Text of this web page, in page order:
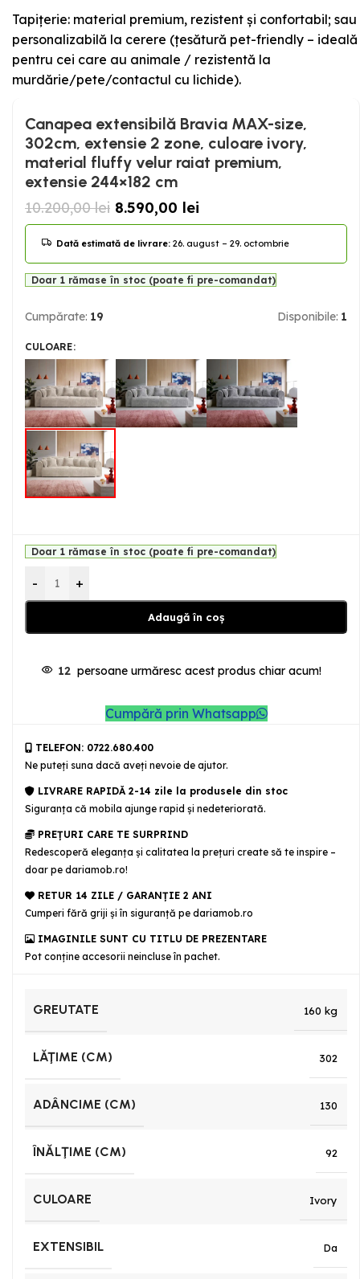
Tapițerie: material premium, rezistent și confortabil; sau
personalizabilă la cerere (țesătură pet-friendly – ideală
pentru cei care au animale / rezistentă la
murdărie/pete/contactul cu lichide).
Canapea extensibilă Bravia MAX-size,
302cm, extensie 2 zone, culoare ivory,
material fluffy velur raiat premium,
extensie 244×182 cm
10.200,00lei 8.590,00 lei
Dată estimată de livrare: 26. august – 29. octombrie
Doar 1 rămase în stoc (poate fi pre-comandat)
Cumpărate: 19 Disponibile: 1
CULOARE
Doar 1 rămase în stoc (poate fi pre-comandat)
- +
Adaugă în coș
12 persoane urmăresc acest produs chiar acum!
Cumpără prin Whatsapp
TELEFON: 0722.680.400
Ne puteţi suna dacă aveţi nevoie de ajutor.
LIVRARE RAPIDĂ 2-14 zile la produsele din stoc
Siguranţa că mobila ajunge rapid şi nedeteriorată.
PREȚURI CARE TE SURPRIND
Redescoperă eleganța și calitatea la prețuri create să te inspire –
doar pe dariamob.ro!
RETUR 14 ZILE / GARANŢIE 2 ANI
Cumperi fără griji şi în siguranţă pe dariamob.ro
IMAGINILE SUNT CU TITLU DE PREZENTARE
Pot conține accesorii neincluse în pachet.
GREUTATE 160 kg
LĂŢIME (CM) 302
ADÂNCIME (CM) 130
ÎNĂLŢIME (CM) 92
CULOARE Ivory
EXTENSIBIL Da